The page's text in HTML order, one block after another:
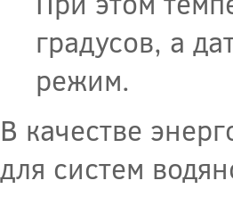
градусов, а
режим.
В качестве
для систем